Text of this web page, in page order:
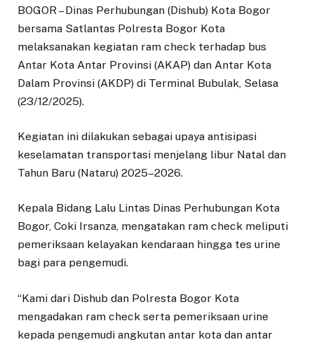
BOGOR – Dinas Perhubungan (Dishub) Kota Bogor
bersama Satlantas Polresta Bogor Kota
melaksanakan kegiatan ram check terhadap bus
Antar Kota Antar Provinsi (AKAP) dan Antar Kota
Dalam Provinsi (AKDP) di Terminal Bubulak, Selasa
(23/12/2025).
Kegiatan ini dilakukan sebagai upaya antisipasi
keselamatan transportasi menjelang libur Natal dan
Tahun Baru (Nataru) 2025–2026.
Kepala Bidang Lalu Lintas Dinas Perhubungan Kota
Bogor, Coki Irsanza, mengatakan ram check meliputi
pemeriksaan kelayakan kendaraan hingga tes urine
bagi para pengemudi.
“Kami dari Dishub dan Polresta Bogor Kota
mengadakan ram check serta pemeriksaan urine
kepada pengemudi angkutan antar kota dan antar